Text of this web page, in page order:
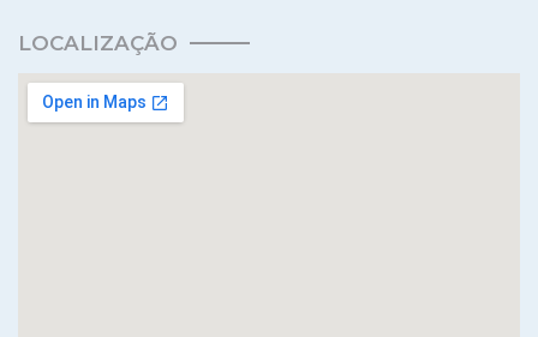
LOCALIZAÇÃO